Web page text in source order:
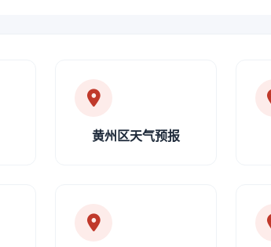
黄州区天气预报